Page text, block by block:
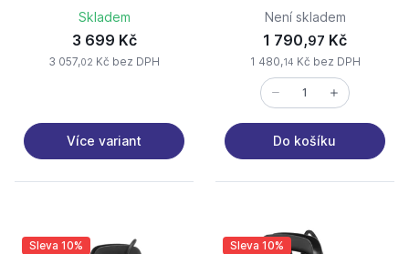
Skladem
3 699 Kč
3 057,02 Kč bez DPH
Více variant
Není skladem
1 790,97 Kč
1 480,14 Kč bez DPH
Do košíku
Sleva 10% Sleva 10%